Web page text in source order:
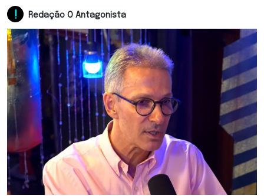
Redação O Antagonista